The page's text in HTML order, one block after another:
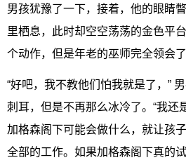
男孩犹豫了一下，接着，他的眼睛
里栖息，此时却空空荡荡的金色平
个动作，但是年老的巫师完全领会了
“好吧，我不教他们怕我就是了，”
刺耳，但是不再那么冰冷了。“我还
加格森阁下可能会做什么，就让孩
全部的工作。如果加格森阁下真的